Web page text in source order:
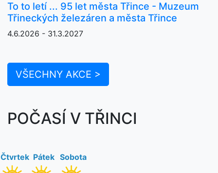
To to letí ... 95 let města Třince - Muzeum
Třineckých železáren a města Třince
4.6.2026 - 31.3.2027
VŠECHNY AKCE >
POČASÍ V TŘINCI
Čtvrtek Pátek Sobota